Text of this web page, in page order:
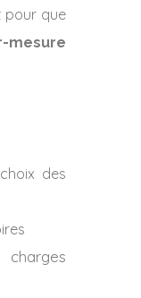
pour que
mesure
des